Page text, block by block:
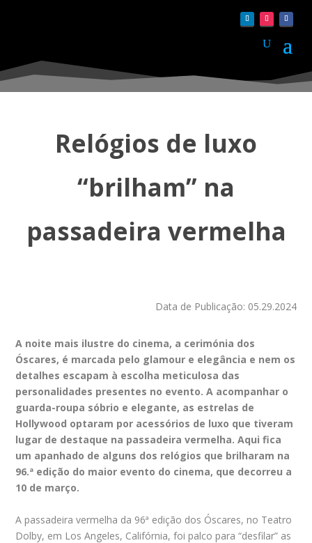
Relógios de luxo
“brilham” na
passadeira vermelha
Data de Publicação: 05.29.2024
A noite mais ilustre do cinema, a cerimónia dos
Óscares, é marcada pelo glamour e elegância e nem os
detalhes escapam à escolha meticulosa das
personalidades presentes no evento. A acompanhar o
guarda-roupa sóbrio e elegante, as estrelas de
Hollywood optaram por acessórios de luxo que tiveram
lugar de destaque na passadeira vermelha. Aqui fica
um apanhado de alguns dos relógios que brilharam na
96.ª edição do maior evento do cinema, que decorreu a
10 de março.
A passadeira vermelha da 96ª edição dos Óscares, no Teatro
Dolby, em Los Angeles, Califórnia, foi palco para “desfilar” as